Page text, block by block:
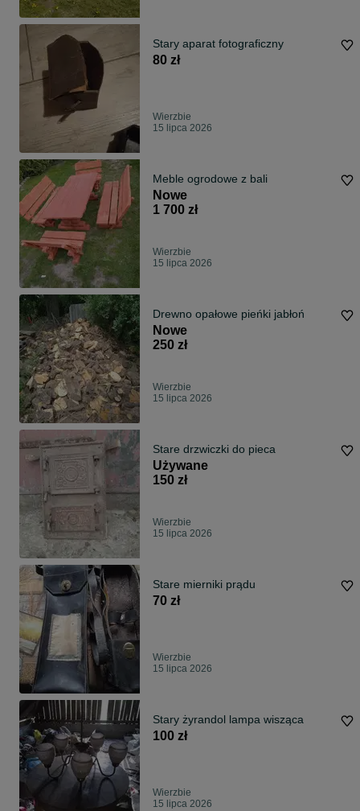
Stary aparat fotograficzny
80 zł
Wierzbie
15 lipca 2026
Meble ogrodowe z bali
Nowe
1 700 zł
Wierzbie
15 lipca 2026
Drewno opałowe pieńki jabłoń
Nowe
250 zł
Wierzbie
15 lipca 2026
Stare drzwiczki do pieca
Używane
150 zł
Wierzbie
15 lipca 2026
Stare mierniki prądu
70 zł
Wierzbie
15 lipca 2026
Stary żyrandol lampa wisząca
100 zł
Wierzbie
15 lipca 2026